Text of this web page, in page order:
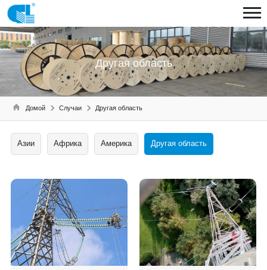
Другая область
Домой Случаи Другая область
Азии Африка Америка Другая область